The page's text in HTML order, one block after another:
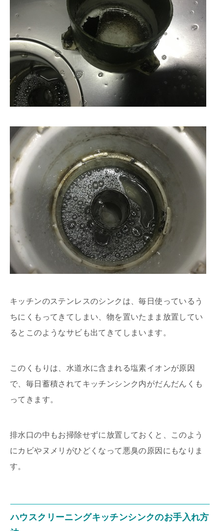
キッチンのステンレスのシンクは、毎日使っているう
ちにくもってきてしまい、物を置いたまま放置してい
るとこのようなサビも出てきてしまいます。
このくもりは、水道水に含まれる塩素イオンが原因
で、毎日蓄積されてキッチンシンク内がだんだんくも
ってきます。
排水口の中もお掃除せずに放置しておくと、このよう
にカビやヌメリがひどくなって悪臭の原因にもなりま
す。
ハウスクリーニングキッチンシンクのお手入れ方